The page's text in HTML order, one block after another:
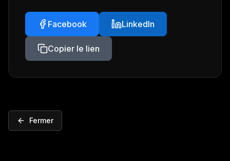
Facebook LinkedIn
Copier le lien
Fermer